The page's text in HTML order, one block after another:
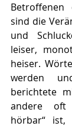
Betroffenen
sind die
und
leiser,
heiser.
werden
berichtete
andere
hörbar“